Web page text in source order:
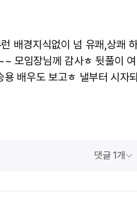
배경지식없이 넘 유쾌,상쾌
모임장님께 감사ㅎ 뒷풀이
용 배우도 보고ㅎ 낼부터 시자
댓글 1개